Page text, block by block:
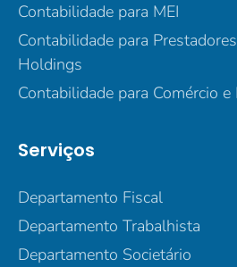
Contabilidade para MEI
Contabilidade para
Holdings
Contabilidade para Comércio e
Serviços
Departamento Fiscal
Departamento Trabalhista
Departamento Societário